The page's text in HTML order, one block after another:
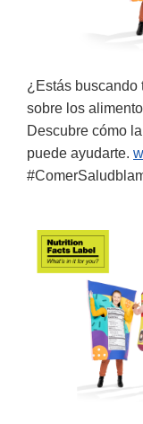
¿Estás buscando
sobre los
Descubre cómo
puede ayudarte.